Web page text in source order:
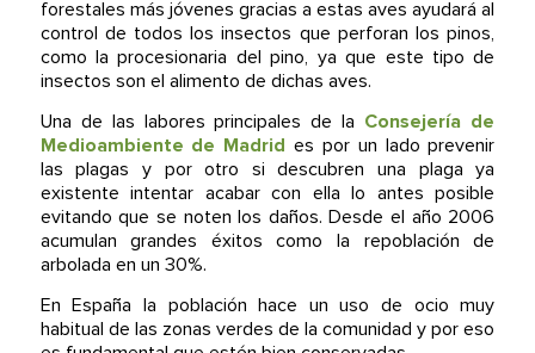
forestales más jóvenes gracias a estas aves ayudará al
control de todos los insectos que perforan los pinos,
como la procesionaria del pino, ya que este tipo de
insectos son el alimento de dichas aves.
Una de las labores principales de la Consejería de
Medioambiente de Madrid es por un lado prevenir
las plagas y por otro si descubren una plaga ya
existente intentar acabar con ella lo antes posible
evitando que se noten los daños. Desde el año 2006
acumulan grandes éxitos como la repoblación de
arbolada en un 30%.
En España la población hace un uso de ocio muy
habitual de las zonas verdes de la comunidad y por eso